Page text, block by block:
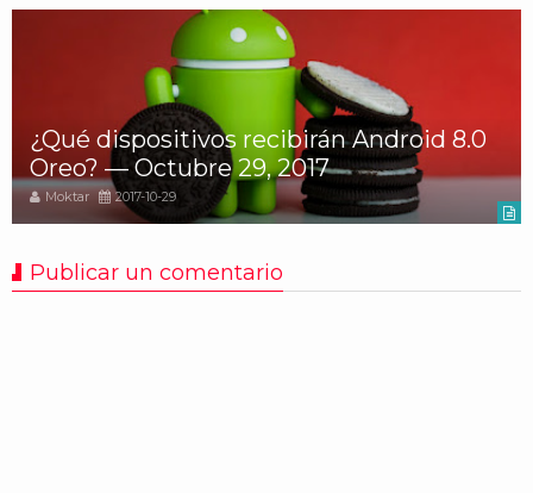
¿Qué dispositivos recibirán Android 8.0
Oreo? — Octubre 29, 2017
Moktar 2017-10-29
Publicar un comentario